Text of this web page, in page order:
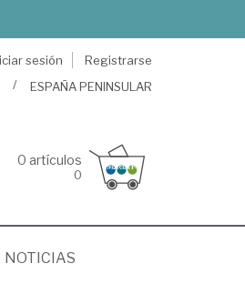
sesión
Registrarse
ESPAÑA PENINSULAR
0 artículos
0
NOTICIAS